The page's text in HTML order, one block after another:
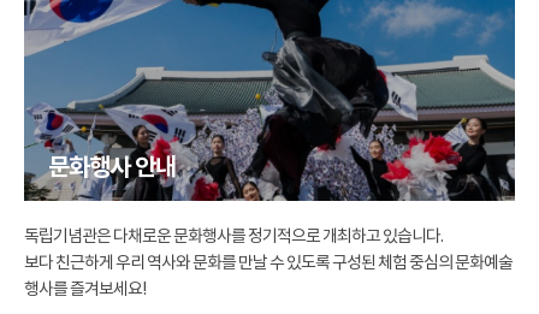
문화행사 안내
독립기념관은 다채로운 문화행사를 정기적으로 개최하고 있습니다.
보다 친근하게 우리 역사와 문화를 만날 수 있도록 구성된 체험 중심의 문화예술
행사를 즐겨보세요!